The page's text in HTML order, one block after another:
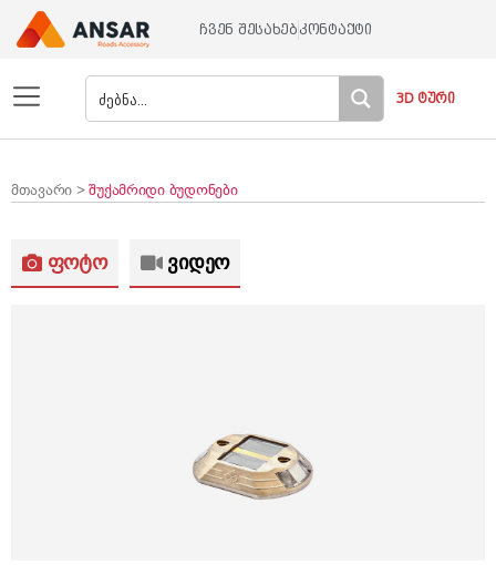
ჩვენ შესახებ კონტაქტი
3D ტური
მთავარი >შუქამრიდი ბუდონები
ფოტო ვიდეო